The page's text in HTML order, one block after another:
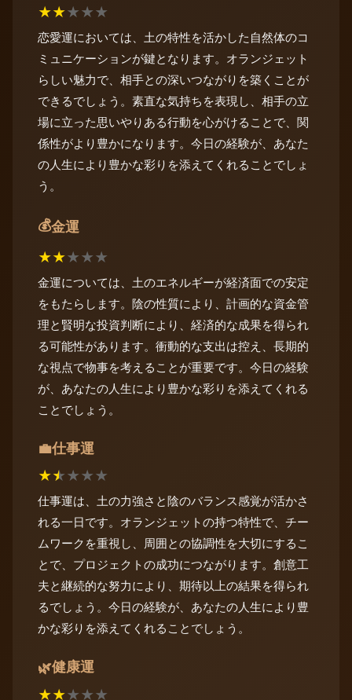
★★★★★
恋愛運においては、土の特性を活かした自然体のコ
ミュニケーションが鍵となります。オランジェット
らしい魅力で、相手との深いつながりを築くことが
できるでしょう。素直な気持ちを表現し、相手の立
場に立った思いやりある行動を心がけることで、関
係性がより豊かになります。今日の経験が、あなた
の人生により豊かな彩りを添えてくれることでしょ
う。
💰金運
★★★★★
金運については、土のエネルギーが経済面での安定
をもたらします。陰の性質により、計画的な資金管
理と賢明な投資判断により、経済的な成果を得られ
る可能性があります。衝動的な支出は控え、長期的
な視点で物事を考えることが重要です。今日の経験
が、あなたの人生により豊かな彩りを添えてくれる
ことでしょう。
💼仕事運
★★★★★
仕事運は、土の力強さと陰のバランス感覚が活かさ
れる一日です。オランジェットの持つ特性で、チー
ムワークを重視し、周囲との協調性を大切にするこ
とで、プロジェクトの成功につながります。創意工
夫と継続的な努力により、期待以上の結果を得られ
るでしょう。今日の経験が、あなたの人生により豊
かな彩りを添えてくれることでしょう。
🌿健康運
★★★★★